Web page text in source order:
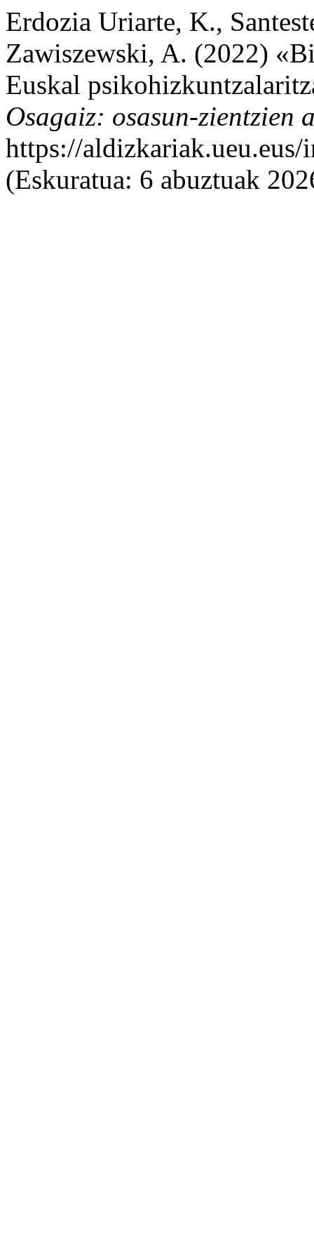
Erdozia Uriarte, K.,
Zawiszewski, A. (2022)
Euskal
Osagaiz: osasun-zientzien
https://
(Eskuratua: 6 abuztuak